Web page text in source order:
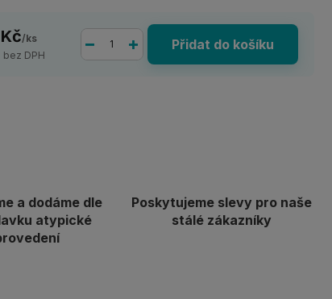
/ks
bez DPH
Přidat do košíku
a dodáme dle
atypické
Poskytujeme slevy pro naše
stálé zákazníky